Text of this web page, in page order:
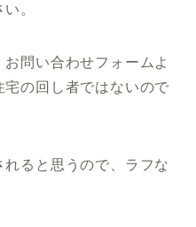
。
問い合わせフォームよ
宅の回し者ではないので
ると思うので、ラフな